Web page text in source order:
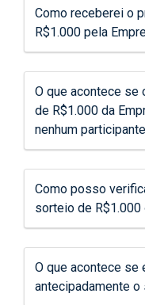
Como receberei o
R$1.000 pela
O que acontece se
de R$1.000 da
nenhum
Como posso
sorteio de R$1.000
O que acontece se
antecipadamente